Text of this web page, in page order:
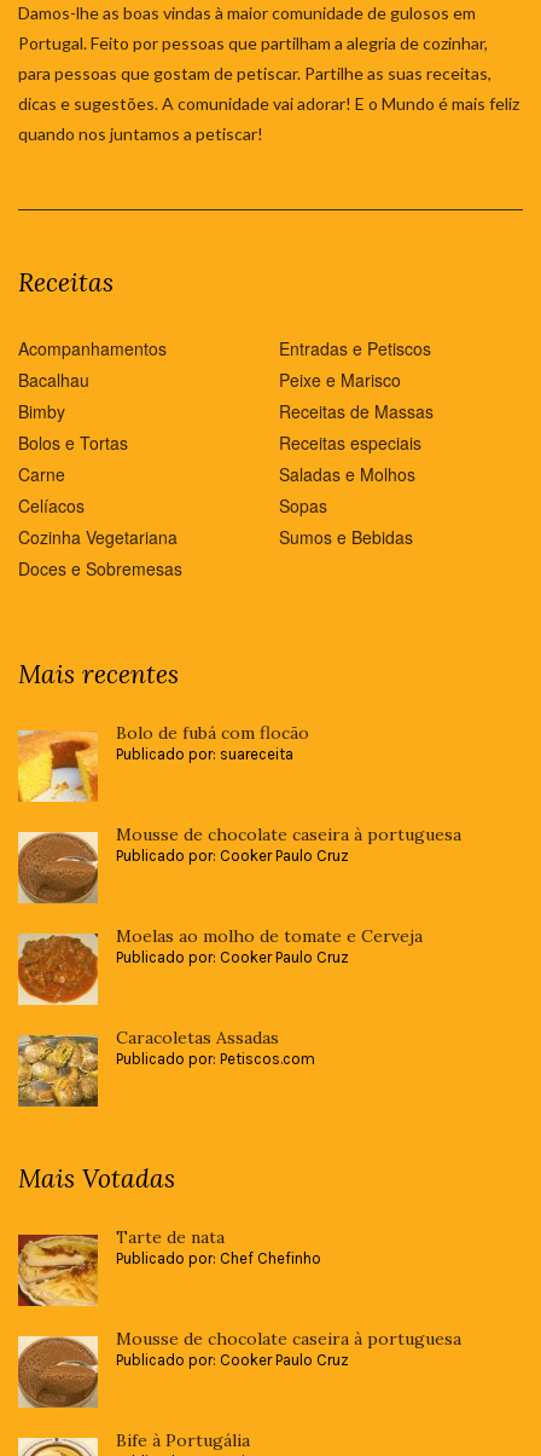
Damos-lhe as boas vindas à maior comunidade de gulosos em
Portugal. Feito por pessoas que partilham a alegria de cozinhar,
para pessoas que gostam de petiscar. Partilhe as suas receitas,
dicas e sugestões. A comunidade vai adorar! E o Mundo é mais feliz
quando nos juntamos a petiscar!
Receitas
Acompanhamentos
Bacalhau
Bimby
Bolos e Tortas
Carne
Celíacos
Cozinha Vegetariana
Doces e Sobremesas
Entradas e Petiscos
Peixe e Marisco
Receitas de Massas
Receitas especiais
Saladas e Molhos
Sopas
Sumos e Bebidas
Mais recentes
Bolo de fubá com flocão
Publicado por: suareceita
Mousse de chocolate caseira à portuguesa
Publicado por: Cooker Paulo Cruz
Moelas ao molho de tomate e Cerveja
Publicado por: Cooker Paulo Cruz
Caracoletas Assadas
Publicado por: Petiscos.com
Mais Votadas
Tarte de nata
Publicado por: Chef Chefinho
Mousse de chocolate caseira à portuguesa
Publicado por: Cooker Paulo Cruz
Bife à Portugália